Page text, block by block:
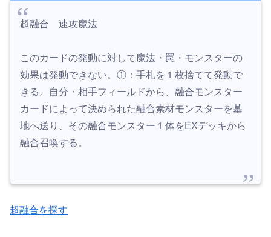
超融合 速攻魔法
このカードの発動に対して魔法・罠・モンスターの
効果は発動できない。①：手札を１枚捨てて発動で
きる。自分・相手フィールドから、融合モンスター
カードによって決められた融合素材モンスターを墓
地へ送り、その融合モンスター１体をEXデッキから
融合召喚する。
超融合を探す